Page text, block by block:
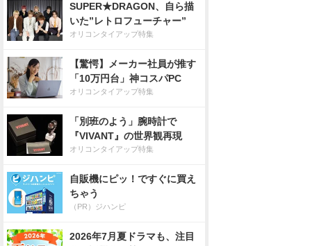
SUPER★DRAGON、自ら描
いた”レトロフューチャー”
オリコンタイアップ特集
【驚愕】メーカー社員が推す
「10万円台」神コスパPC
オリコンタイアップ特集
「別班のよう」腕時計で
『VIVANT』の世界観再現
オリコンタイアップ特集
自販機にピッ！ですぐに買え
ちゃう
（PR）ジハンピ
2026年7月夏ドラマも、注目